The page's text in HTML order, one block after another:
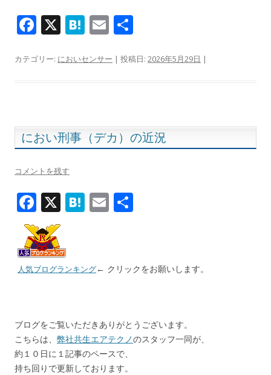
F
e
o
k
X H
e
E
ai
カテゴリー: においセンサー | 投稿日: 2026年5月29日 |
におい刑事（デカ）の近況
コメントを残す
F
ac
e
b
o
k
X H
n
a
E
l
人気ブログランキング← クリックをお願いします。
ブログをご覧いただきありがとうございます。
こちらは、 弊社共生エアテクノのスタッフ一同が、
約１０日に１記事のペースで、
持ち回りで更新しております。